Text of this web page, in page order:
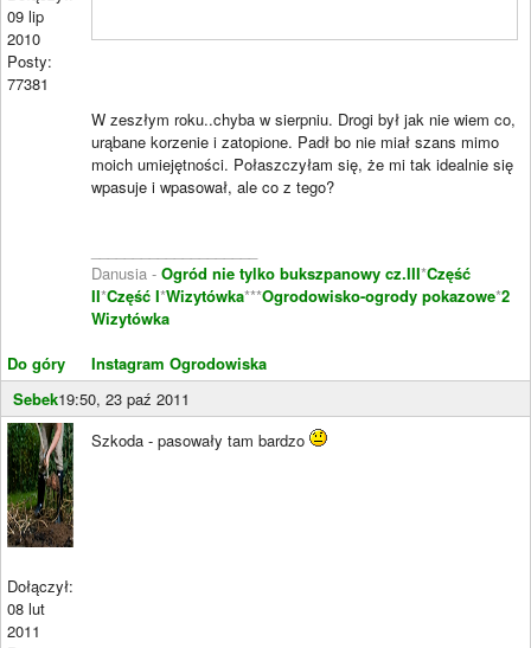
09 lip
2010
Posty:
77381
Do góry
W zeszłym roku..chyba w sierpniu. Drogi był jak nie wiem co,
urąbane korzenie i zatopione. Padł bo nie miał szans mimo
moich umiejętności. Połaszczyłam się, że mi tak idealnie się
wpasuje i wpasował, ale co z tego?
Danusia - Ogród nie tylko bukszpanowy cz.III*Część
II*Część I*Wizytówka***Ogrodowisko-ogrody pokazowe*2
Wizytówka
Instagram Ogrodowiska
Sebek19:50, 23 paź 2011
Dołączył:
08 lut
2011
Szkoda - pasowały tam bardzo